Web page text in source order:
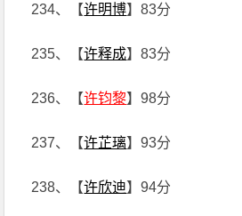
234、【许明博】83分
235、【许释成】83分
236、【许钧黎】98分
237、【许芷璃】93分
238、【许欣迪】94分